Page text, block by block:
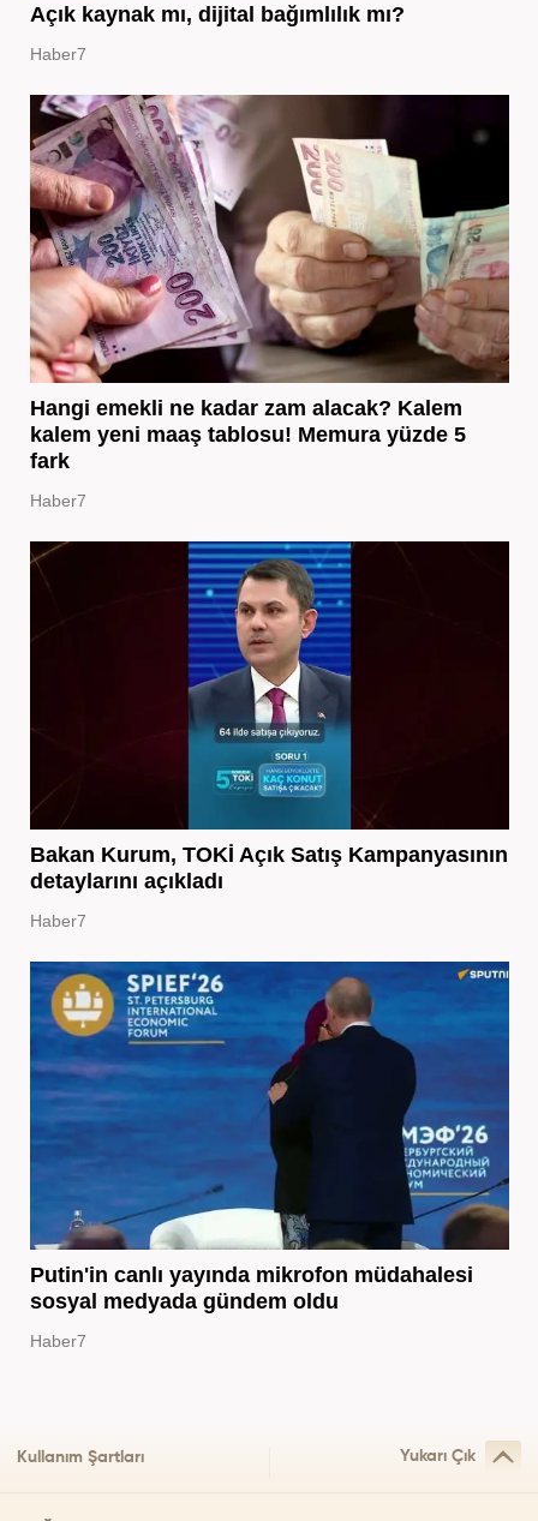
Açık kaynak mı, dijital bağımlılık mı?
Haber7
Hangi emekli ne kadar zam alacak? Kalem
kalem yeni maaş tablosu! Memura yüzde 5
fark
Haber7
Bakan Kurum, TOKİ Açık Satış Kampanyasının
detaylarını açıkladı
Haber7
Putin'in canlı yayında mikrofon müdahalesi
sosyal medyada gündem oldu
Haber7
Kullanım Şartları Yukarı Çık